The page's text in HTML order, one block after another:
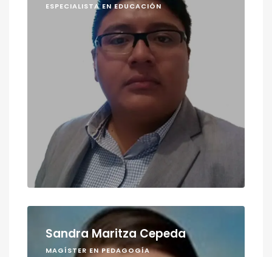
ESPECIALISTA EN EDUCACIÓN
Sandra Maritza Cepeda
MAGÍSTER EN PEDAGOGÍA